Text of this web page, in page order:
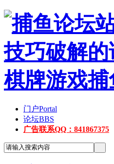
门户Portal
论坛BBS
广告联系QQ：841867375